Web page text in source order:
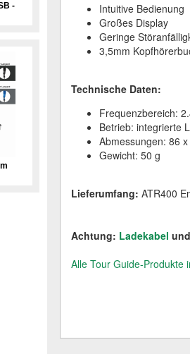
-
Intuitive Bedienung
Großes Display
Geringe
3,5mm
Technische Daten:
Frequenzbereich:
Betrieb: integrierte
Abmessungen: 86
Gewicht: 50 g
Lieferumfang: ATR400
Achtung: Ladekabel
Alle Tour Guide-Produkte